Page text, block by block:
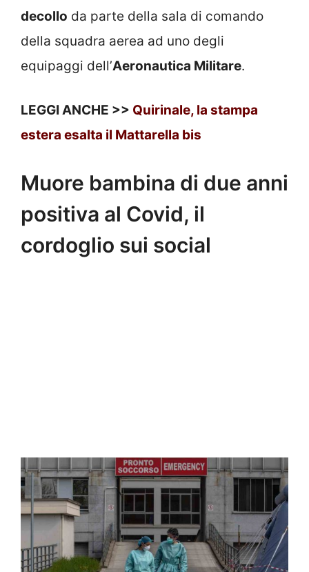
decollo da parte della sala di comando
della squadra aerea ad uno degli
equipaggi dell’Aeronautica Militare.
LEGGI ANCHE >> Quirinale, la stampa
estera esalta il Mattarella bis
Muore bambina di due anni
positiva al Covid, il
cordoglio sui social